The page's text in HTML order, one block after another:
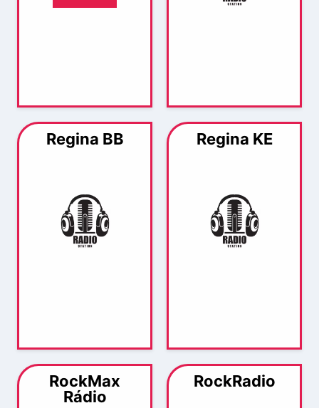
Regina BB Regina KE
RockMax
Rádio
RockRadio